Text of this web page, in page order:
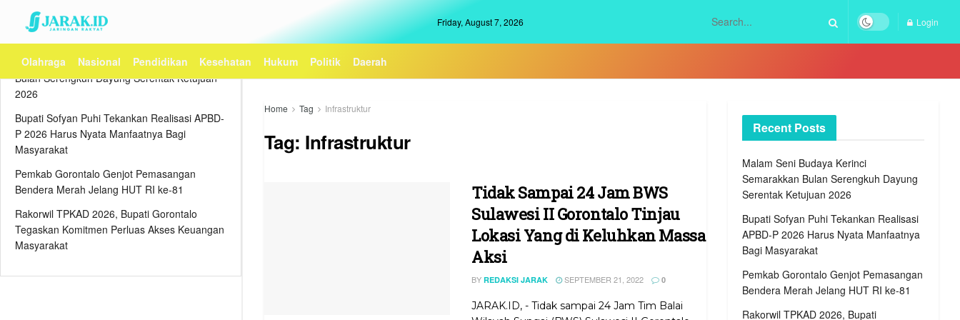
Recent Posts
Malam Seni Budaya Kerinci Semarakkan
Bulan Serengkuh Dayung Serentak Ketujuan
2026
Bupati Sofyan Puhi Tekankan Realisasi APBD-
P 2026 Harus Nyata Manfaatnya Bagi
Masyarakat
Pemkab Gorontalo Genjot Pemasangan
Bendera Merah Jelang HUT RI ke-81
Rakorwil TPKAD 2026, Bupati Gorontalo
Tegaskan Komitmen Perluas Akses Keuangan
Masyarakat
Friday, August 7, 2026 Login
Olahraga Nasional Pendidikan Kesehatan Hukum Politik Daerah
Home Tag Infrastruktur
Tag: Infrastruktur
Tidak Sampai 24 Jam BWS
Sulawesi II Gorontalo Tinjau
Lokasi Yang di Keluhkan Massa
Aksi
BY REDAKSI JARAK SEPTEMBER 21, 2022 0
JARAK.ID, - Tidak sampai 24 Jam Tim Balai
Recent Posts
Malam Seni Budaya Kerinci
Semarakkan Bulan Serengkuh Dayung
Serentak Ketujuan 2026
Bupati Sofyan Puhi Tekankan Realisasi
APBD-P 2026 Harus Nyata Manfaatnya
Bagi Masyarakat
Pemkab Gorontalo Genjot Pemasangan
Bendera Merah Jelang HUT RI ke-81
Rakorwil TPKAD 2026, Bupati